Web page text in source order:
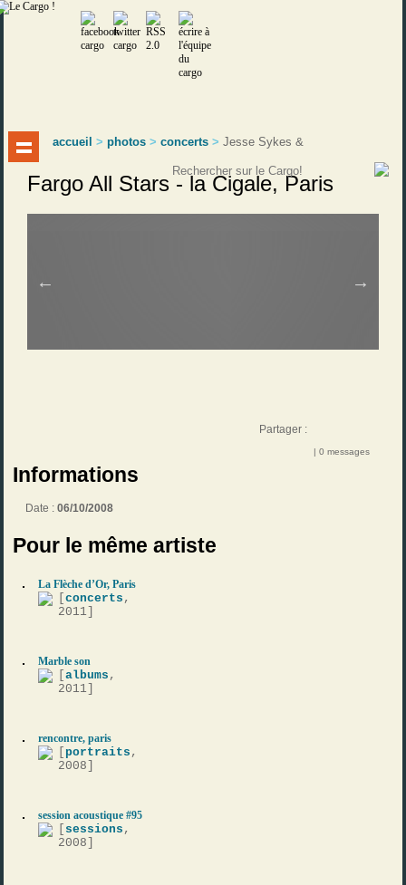
accueil >photos >concerts >Jesse Sykes &
Fargo All Stars - la Cigale, Paris
Partager :
| 0 messages
Informations
Date :06/10/2008
Pour le même artiste
La Flèche d’Or, Paris
[concerts ,
2011]
Marble son
[albums ,
2011]
rencontre, paris
portraits ,
2008]
session acoustique #95
sessions ,
2008]